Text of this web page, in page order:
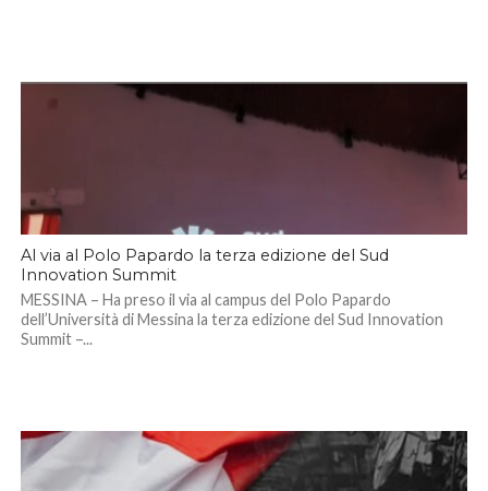
Al via al Polo Papardo la terza edizione del Sud
Innovation Summit
MESSINA – Ha preso il via al campus del Polo Papardo
dell’Università di Messina la terza edizione del Sud Innovation
Summit –...